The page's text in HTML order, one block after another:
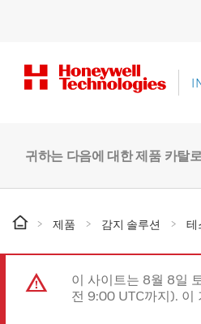
귀하는 다음에 대한 제품 카탈
제품 감지 솔루션 테
이 사이트는 8월 8일
전 9:00 UTC까지). 이